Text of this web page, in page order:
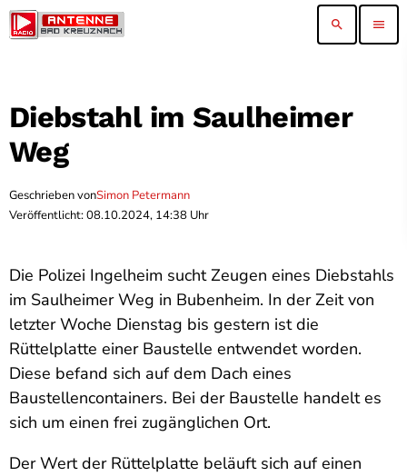
search menu
Diebstahl im Saulheimer
Weg
Geschrieben vonSimon Petermann
Veröffentlicht: 08.10.2024, 14:38 Uhr
Die Polizei Ingelheim sucht Zeugen eines Diebstahls
im Saulheimer Weg in Bubenheim. In der Zeit von
letzter Woche Dienstag bis gestern ist die
Rüttelplatte einer Baustelle entwendet worden.
Diese befand sich auf dem Dach eines
Baustellencontainers. Bei der Baustelle handelt es
sich um einen frei zugänglichen Ort.
Der Wert der Rüttelplatte beläuft sich auf einen